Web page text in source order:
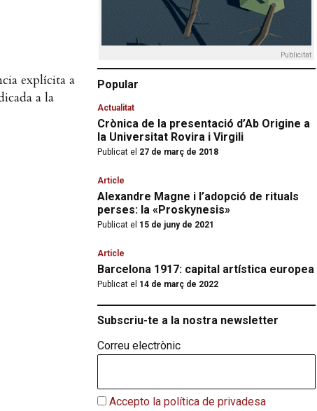
explícita a
a la
Publicitat
Popular
Actualitat
Crònica de la presentació d’Ab Origine a
la Universitat Rovira i Virgili
Publicat el 27 de març de 2018
Article
Alexandre Magne i l’adopció de rituals
perses: la «Proskynesis»
Publicat el 15 de juny de 2021
Article
Barcelona 1917: capital artística europea
Publicat el 14 de març de 2022
Subscriu-te a la nostra newsletter
Correu electrònic
Accepto la política de privadesa